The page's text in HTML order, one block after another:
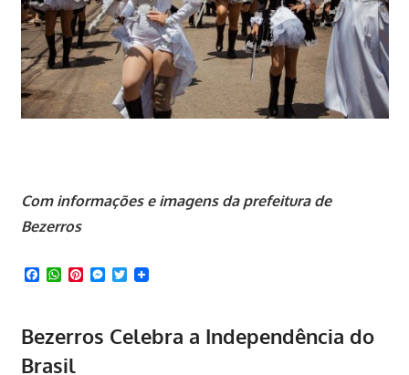
Com informações e imagens da prefeitura de
Bezerros
Facebook
WhatsApp
Pinterest
Messenger
Twitter
Bezerros Celebra a Independência do
Brasil